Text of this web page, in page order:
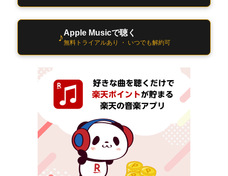
♪Apple Musicで聴く
無料トライアルあり ・ いつでも解約可